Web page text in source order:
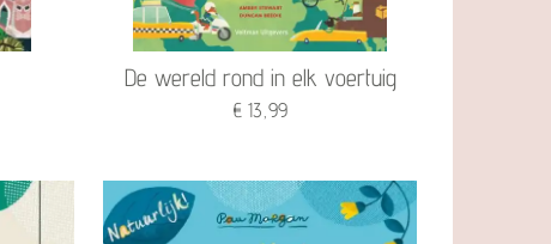
De wereld rond in elk voertuig
€ 13,99